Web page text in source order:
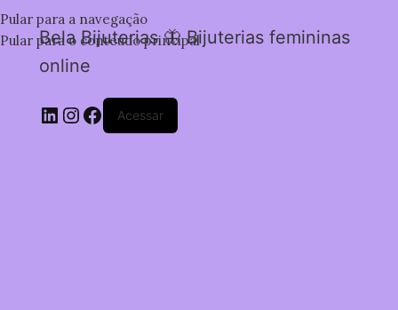
Pular para a navegação
Pular para o conteúdo principal
Bela Bijuterias 🦋 Bijuterias femininas
online
Acessar